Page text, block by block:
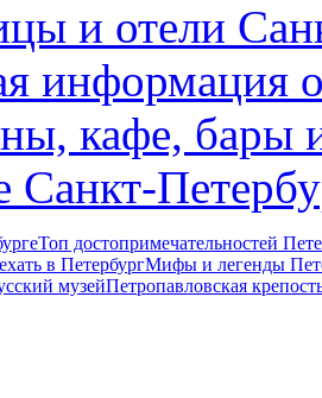
и отели
информация
кафе, бары
Санкт-
Топ достопримечательностей
в ПетербургМифы и легенды
музейПетропавловская